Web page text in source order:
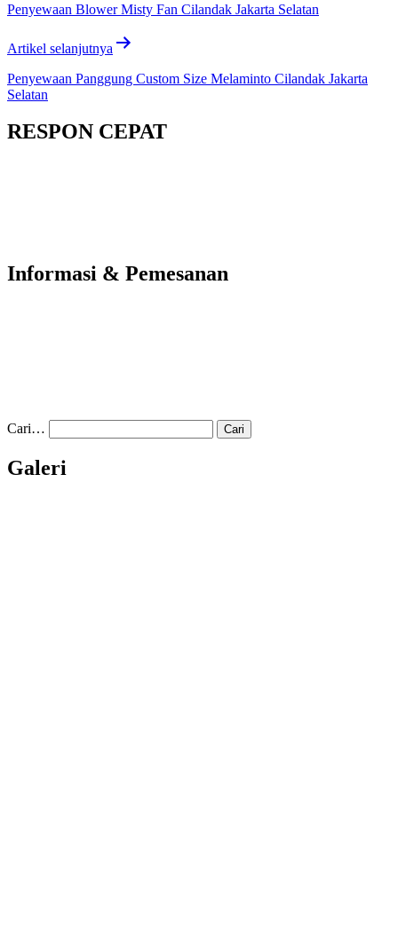
Penyewaan Blower Misty Fan Cilandak Jakarta Selatan
Artikel selanjutnya
Penyewaan Panggung Custom Size Melaminto Cilandak Jakarta
Selatan
RESPON CEPAT
Informasi & Pemesanan
Cari…
Galeri